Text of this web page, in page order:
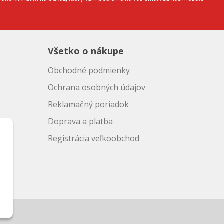
Všetko o nákupe
Obchodné podmienky
Ochrana osobných údajov
Reklamačný poriadok
Doprava a platba
Registrácia veľkoobchod